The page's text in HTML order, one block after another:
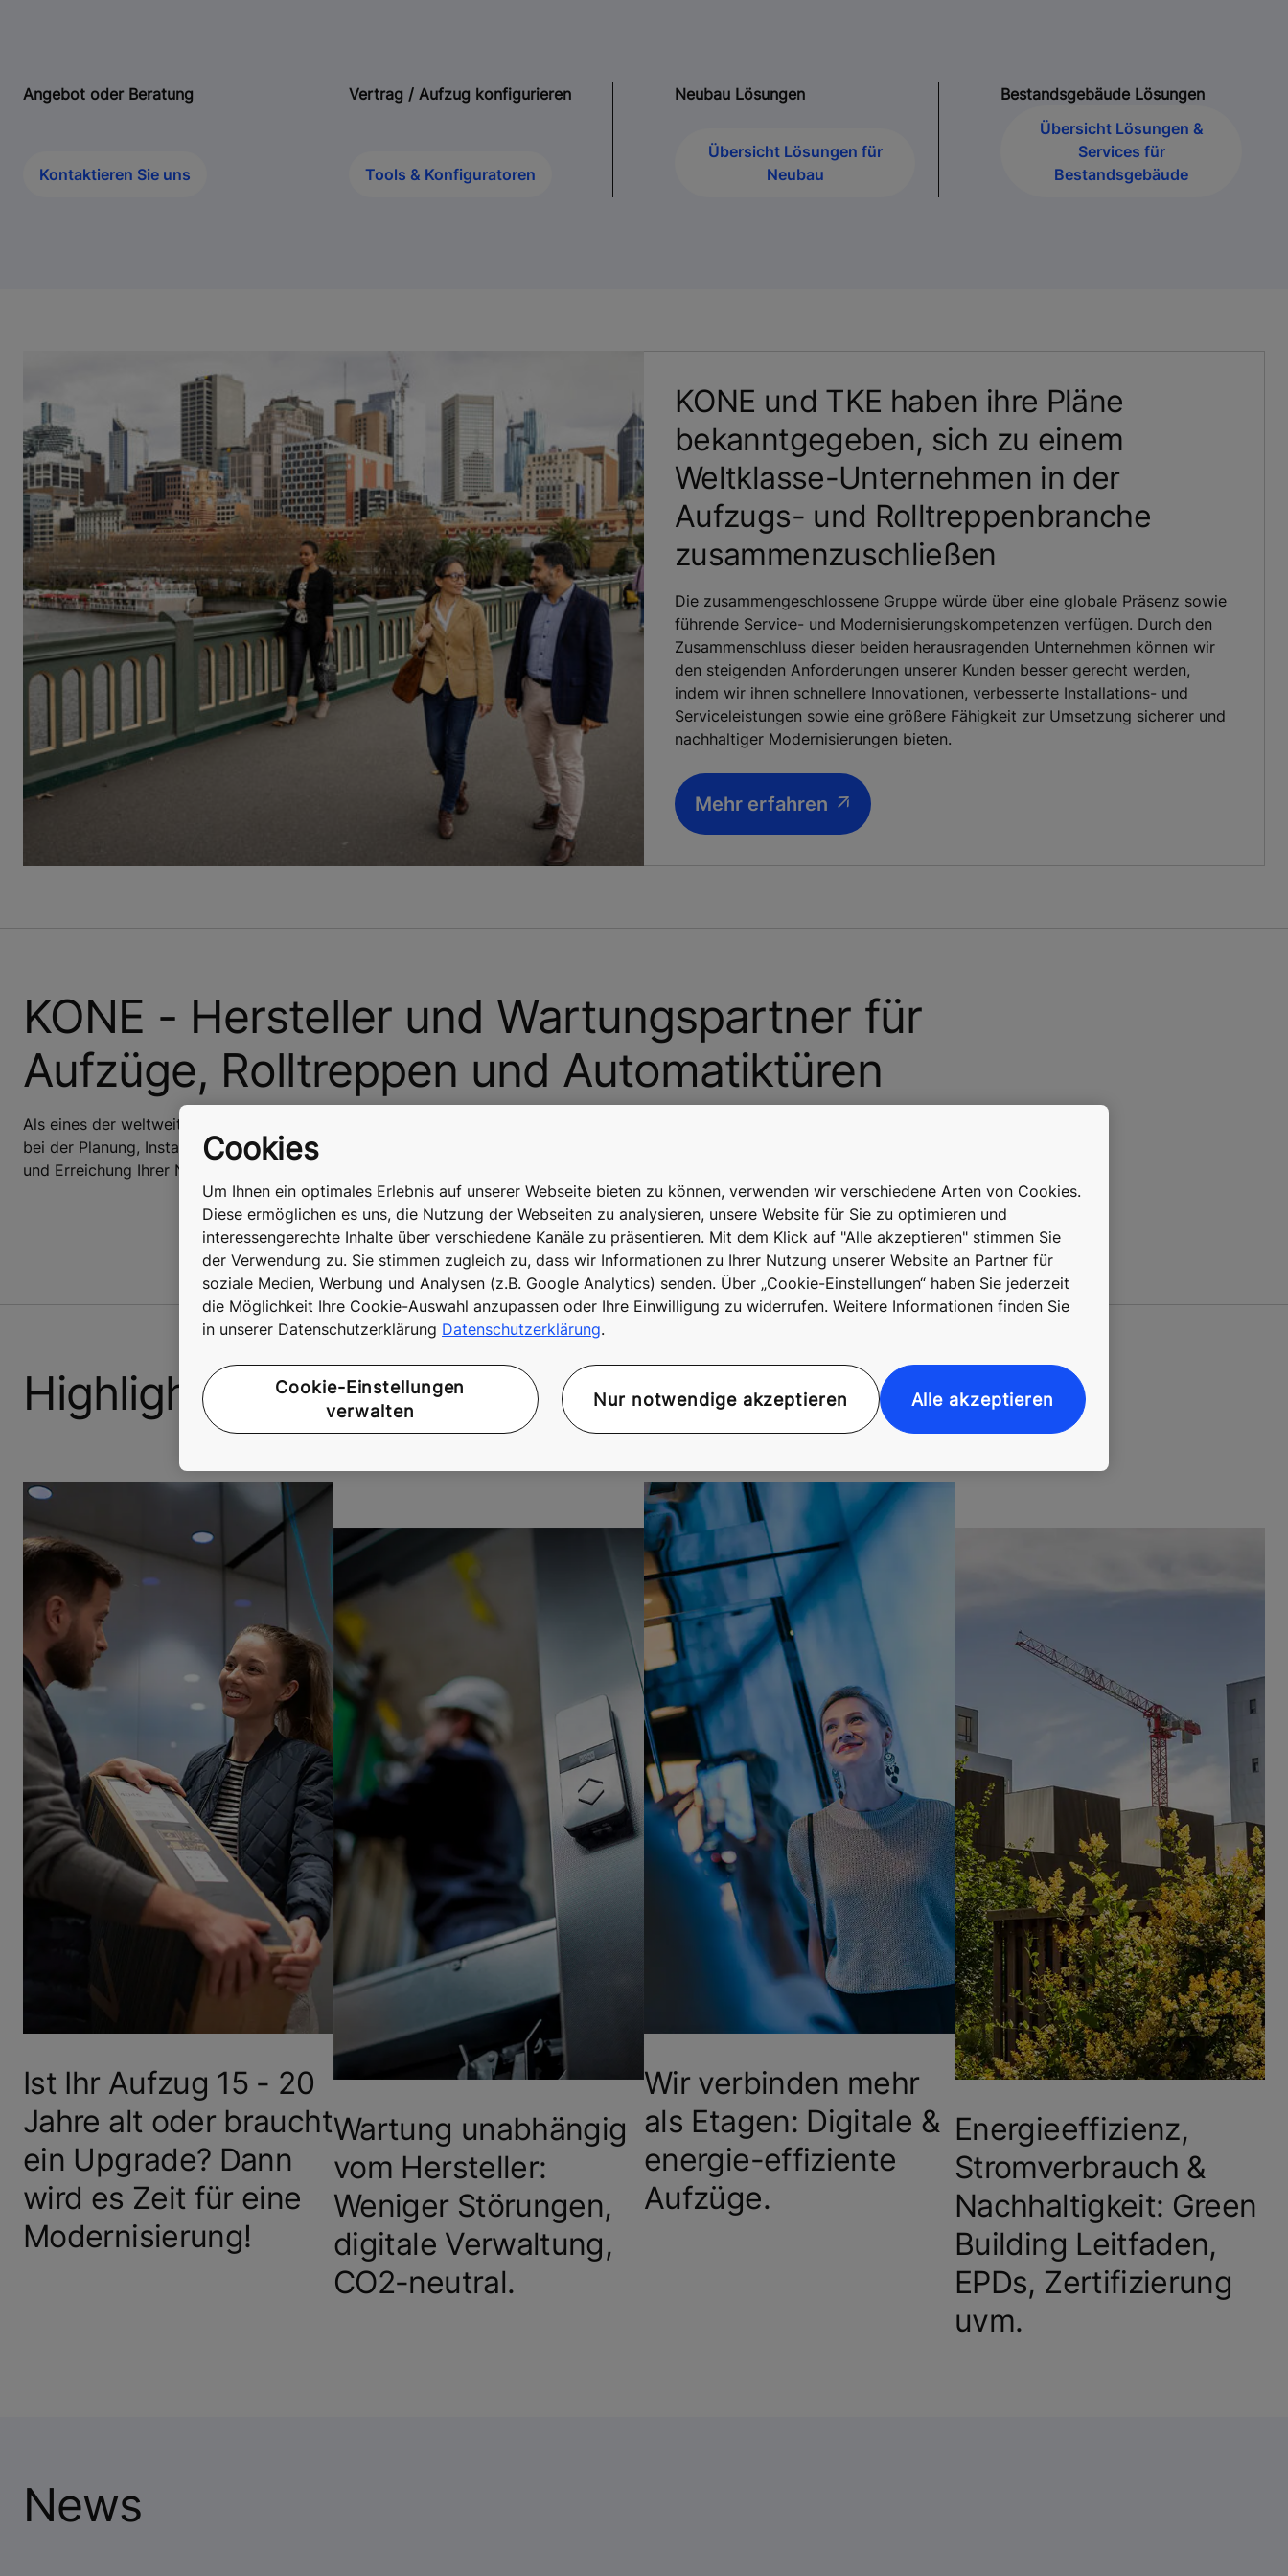
Angebot oder Beratung
Kontaktieren Sie uns
Vertrag / Aufzug konfigurieren
Tools & Konfiguratoren
Neubau Lösungen
Übersicht Lösungen für
Neubau
Bestandsgebäude Lösungen
Übersicht Lösungen &
Services für
Bestandsgebäude
KONE und TKE haben ihre Pläne
bekanntgegeben, sich zu einem
Weltklasse-Unternehmen in der
Aufzugs- und Rolltreppenbranche
zusammenzuschließen
Die zusammengeschlossene Gruppe würde über eine globale Präsenz sowie
führende Service- und Modernisierungskompetenzen verfügen. Durch den
Zusammenschluss dieser beiden herausragenden Unternehmen können wir
den steigenden Anforderungen unserer Kunden besser gerecht werden,
indem wir ihnen schnellere Innovationen, verbesserte Installations- und
Serviceleistungen sowie eine größere Fähigkeit zur Umsetzung sicherer und
nachhaltiger Modernisierungen bieten.
Mehr erfahren
KONE - Hersteller und Wartungspartner für
Aufzüge, Rolltreppen und Automatiktüren
Als eines der weltweit führenden Unternehmen rund um das Thema Aufzüge, Rolltreppen und Automatiktüren helfen wir Ihnen
bei der Planung, Installation, Modernisierung und der Wartung Ihrer Anlagen und bieten zudem Support bei der Digitalisierung
und Erreichung Ihrer Nachhaltigkeitsziele.
Highlights: Themen und Lösungen
Ist Ihr Aufzug 15 - 20
Jahre alt oder braucht
ein Upgrade? Dann
wird es Zeit für eine
Modernisierung!
Wartung unabhängig
vom Hersteller:
Weniger Störungen,
digitale Verwaltung,
CO2-neutral.
Wir verbinden mehr
als Etagen: Digitale &
energie-effiziente
Aufzüge.
Energieeffizienz,
Stromverbrauch &
Nachhaltigkeit: Green
Building Leitfaden,
EPDs, Zertifizierung
uvm.
News
Cookies
Um Ihnen ein optimales Erlebnis auf unserer Webseite bieten zu können, verwenden wir verschiedene Arten von Cookies.
Diese ermöglichen es uns, die Nutzung der Webseiten zu analysieren, unsere Website für Sie zu optimieren und
interessengerechte Inhalte über verschiedene Kanäle zu präsentieren. Mit dem Klick auf "Alle akzeptieren" stimmen Sie
der Verwendung zu. Sie stimmen zugleich zu, dass wir Informationen zu Ihrer Nutzung unserer Website an Partner für
soziale Medien, Werbung und Analysen (z.B. Google Analytics) senden. Über „Cookie-Einstellungen“ haben Sie jederzeit
die Möglichkeit Ihre Cookie-Auswahl anzupassen oder Ihre Einwilligung zu widerrufen. Weitere Informationen finden Sie
in unserer Datenschutzerklärung Datenschutzerklärung.
Cookie-Einstellungen
verwalten
Nur notwendige akzeptieren Alle akzeptieren